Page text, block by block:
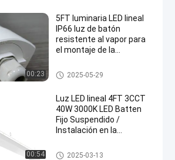
00:23
5FT luminaria LED lineal
IP66 luz de batón
resistente al vapor para
el montaje de la
Instalación de luces lineales d
e LED
2025-05-29
00:54
Luz LED lineal 4FT 3CCT
40W 3000K LED Batten
Fijo Suspendido /
Instalación en la
Accesorios de batería LED
2025-03-13